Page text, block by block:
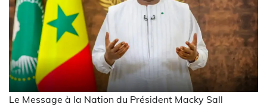
Le Message à la Nation du Président Macky Sall